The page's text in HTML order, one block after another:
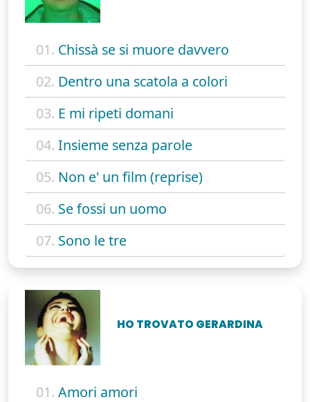
01. Chissà se si muore davvero
02. Dentro una scatola a colori
03. E mi ripeti domani
04. Insieme senza parole
05. Non e' un film (reprise)
06. Se fossi un uomo
07. Sono le tre
HO TROVATO GERARDINA
01. Amori amori